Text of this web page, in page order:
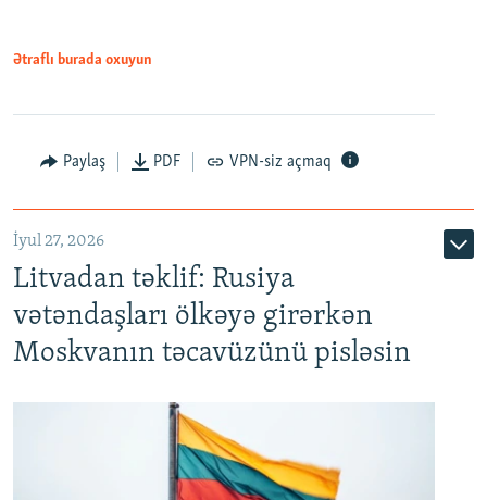
Ətraflı burada oxuyun
Paylaş PDF VPN-siz açmaq
İyul 27, 2026
Litvadan təklif: Rusiya
vətəndaşları ölkəyə girərkən
Moskvanın təcavüzünü pisləsin